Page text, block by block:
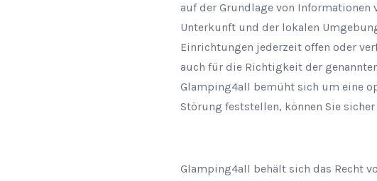
auf der Grundlage von
Unterkunft und der lokalen
Einrichtungen jederzeit offen oder
auch für die Richtigkeit der
Glamping4all bemüht sich um eine
Störung feststellen, können Sie
Glamping4all behält sich das Recht